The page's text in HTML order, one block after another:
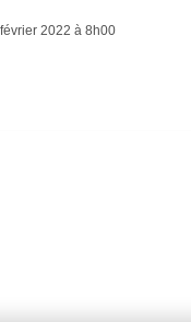
2022 à 8h00